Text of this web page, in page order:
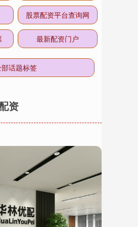
股票配资平台查询网
最新配资门户
话题标签
资